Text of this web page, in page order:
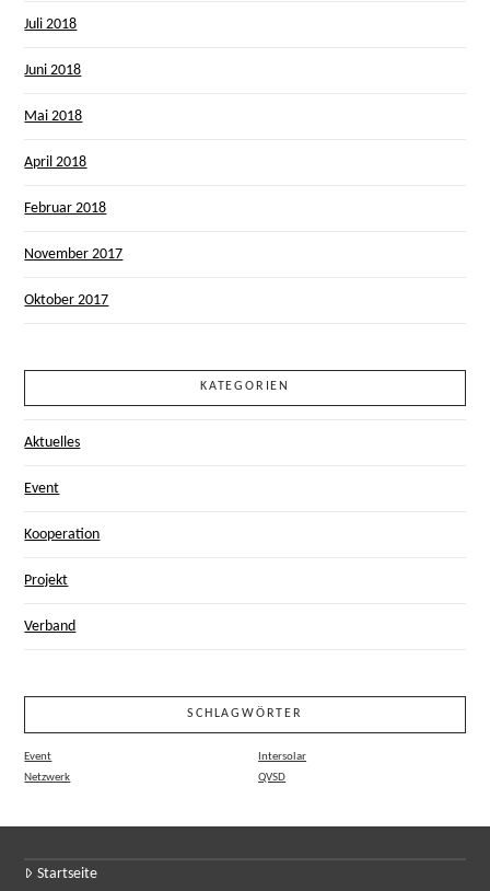
Juli 2018
Juni 2018
Mai 2018
April 2018
Februar 2018
November 2017
Oktober 2017
KATEGORIEN
Aktuelles
Event
Kooperation
Projekt
Verband
SCHLAGWÖRTER
Event
Intersolar
Netzwerk
QVSD
Startseite